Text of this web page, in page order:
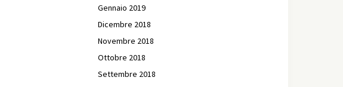
Gennaio 2019
Dicembre 2018
Novembre 2018
Ottobre 2018
Settembre 2018